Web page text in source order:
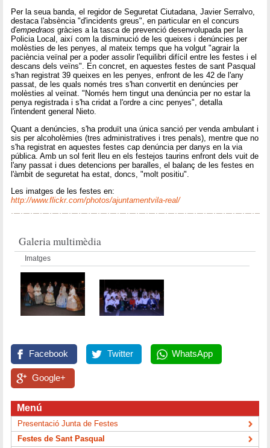
Per la seua banda, el regidor de Seguretat Ciutadana, Javier Serralvo,
destaca l'absència "d'incidents greus", en particular en el concurs
d'empedraosgràcies a la tasca de prevenció desenvolupada per la
Policia Local, així com la disminució de les queixes i denúncies per
molèsties de les penyes, al mateix temps que ha volgut "agrair la
paciència veïnal per a poder assolir l'equilibri difícil entre les festes i el
descans dels veïns". En concret, en aquestes festes de sant Pasqual
s'han registrat 39 queixes en les penyes, enfront de les 42 de l'any
passat, de les quals només tres s'han convertit en denúncies per
molèsties al veïnat. "Només hem tingut una denúncia per no estar la
penya registrada i s'ha cridat a l'ordre a cinc penyes", detalla
l'intendent general Nieto.
Quant a denúncies, s'ha produït una única sanció per venda ambulant i
sis per alcoholèmies (tres administratives i tres penals), mentre que no
s'ha registrat en aquestes festes cap denúncia per danys en la via
pública. Amb un sol ferit lleu en els festejos taurins enfront dels vuit de
l'any passat i dues detencions per baralles, el balanç de les festes en
l'àmbit de seguretat ha estat, doncs, "molt positiu".
Les imatges de les festes en:
http://www.flickr.com/photos/ajuntamentvila-real/
Galeria multimèdia
Imatges
Facebook Twitter WhatsApp
Google+
Menú
Presentació Junta de Festes
Festes de Sant Pasqual